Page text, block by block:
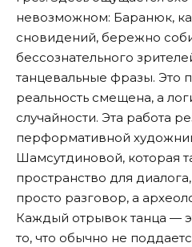
невозможном: Баранюк,
сновидений, бережно
бессознательного
танцевальные фразы. Это
реальность смещена, а
случайности. Эта работа
перформативной
Шамсутдиновой, которая
пространство для
просто разговор, а
Каждый отрывок танца —
то, что обычно не